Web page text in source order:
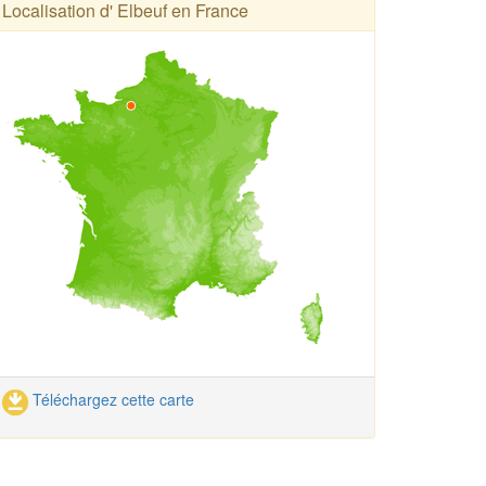
Localisation d' Elbeuf en France
Téléchargez cette carte